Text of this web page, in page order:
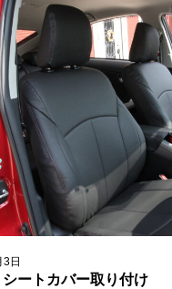
日
ートカバー取り付け